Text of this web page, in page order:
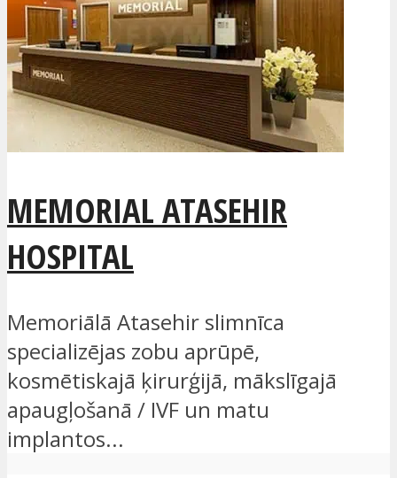
MEMORIAL ATASEHIR
HOSPITAL
Memoriālā Atasehir slimnīca
specializējas zobu aprūpē,
kosmētiskajā ķirurģijā, mākslīgajā
apaugļošanā / IVF un matu
implantos...